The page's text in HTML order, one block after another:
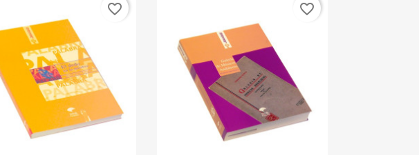
favorite_border favorite_border